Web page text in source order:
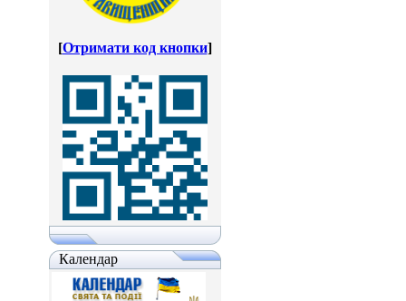
[Отримати код кнопки]
Календар